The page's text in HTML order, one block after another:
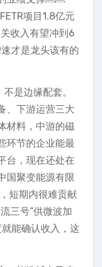
项目1.8亿元
收入有望冲到6
才是龙头该有的
是边缘配套。
、下游运营三大
材料，中游的磁
环节的企业能最
台，现在还处在
国聚变能源有限
短期内很难贡献
三号”供微波加
能确认收入，这